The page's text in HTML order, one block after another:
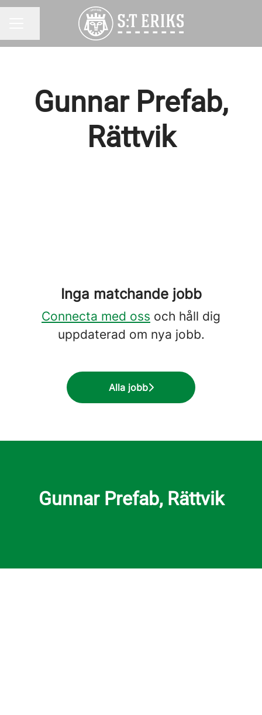
Gunnar Prefab,
Rättvik
Inga matchande jobb
Connecta med oss och håll dig
uppdaterad om nya jobb.
Alla jobb
Gunnar Prefab, Rättvik